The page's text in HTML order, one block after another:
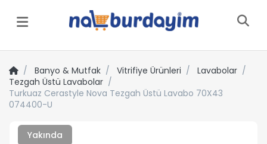
Menü
Banyo & Mutfak Vitrifiye Ürünleri
Lavabolar
Tezgah Üstü Lavabolar
Turkuaz Cerastyle Nova Tezgah Üstü Lavabo 70X43
074400-U
Yakında